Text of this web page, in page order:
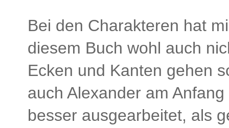
Bei den Charakteren hat
diesem Buch wohl auch
Ecken und Kanten gehen
auch Alexander am
besser ausgearbeitet, als